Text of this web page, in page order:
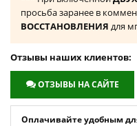
просьба заранее в
ВОССТАНОВЛЕНИЯ для
Отзывы наших клиентов:
ОТЗЫВЫ НА САЙТЕ
Оплачивайте удобным